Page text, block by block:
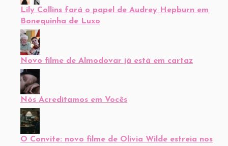
Lily Collins fará o papel de Audrey Hepburn em
Bonequinha de Luxo
Novo filme de Almodovar já está em cartaz
Nós Acreditamos em Vocês
O Convite: novo filme de Olivia Wilde estreia nos